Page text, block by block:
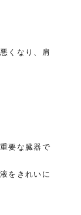
くなり、肩
要な臓器で
をきれいに